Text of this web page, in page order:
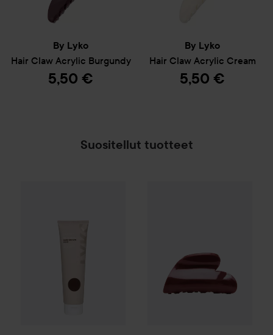
By Lyko
Hair Claw Acrylic Burgundy
5,50 €
By Lyko
Hair Claw Acrylic Cream
5,50 €
Suositellut tuotteet